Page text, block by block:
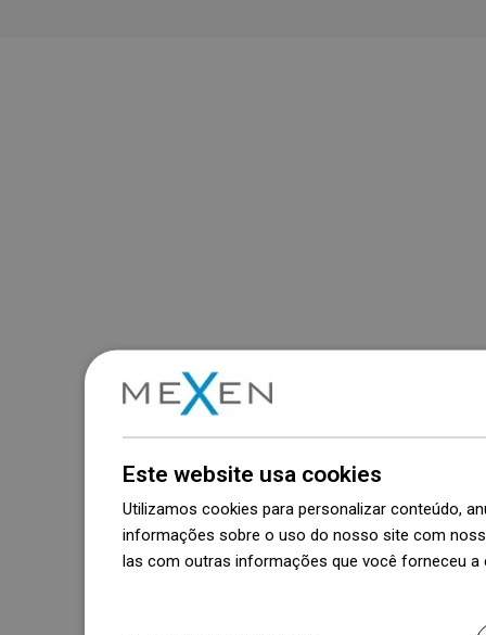
Este website usa cookies
Utilizamos cookies para personalizar conteúdo,
informações sobre o uso do nosso site com
las com outras informações que você forneceu